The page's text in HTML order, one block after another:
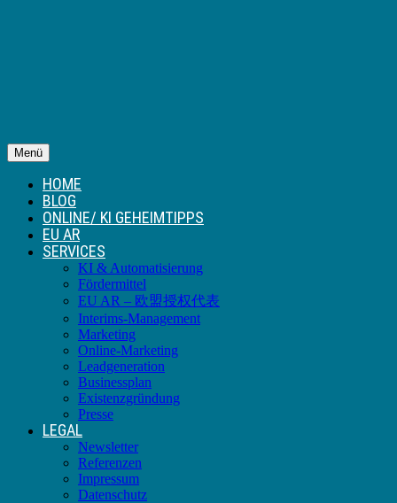
Menü
HOME
BLOG
ONLINE/ KI GEHEIMTIPPS
EU AR
SERVICES
KI & Automatisierung
Fördermittel
EU AR – 欧盟授权代表
Interims-Management
Marketing
Online-Marketing
Leadgeneration
Businessplan
Existenzgründung
Presse
LEGAL
Newsletter
Referenzen
Impressum
Datenschutz